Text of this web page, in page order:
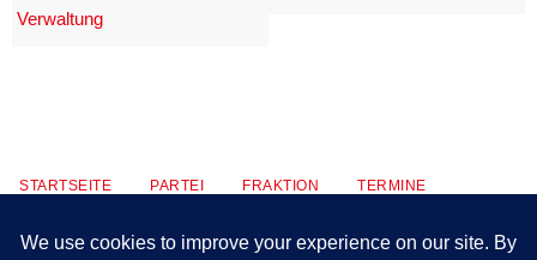
Verwaltung
STARTSEITE PARTEI FRAKTION TERMINE
KONTAKT MITMACHEN PRESSE IMPRESSUM